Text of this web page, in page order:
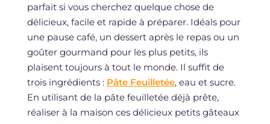
parfait si vous cherchez quelque chose de
délicieux, facile et rapide à préparer. Idéals pour
une pause café, un dessert après le repas ou un
goûter gourmand pour les plus petits, ils
plaisent toujours à tout le monde. Il suffit de
trois ingrédients : Pâte Feuilletée, eau et sucre.
En utilisant de la pâte feuilletée déjà prête,
réaliser à la maison ces délicieux petits gâteaux